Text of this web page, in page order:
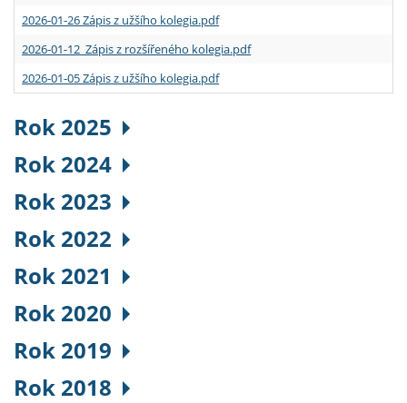
2026-01-26 Zápis z užšího kolegia.pdf
2026-01-12 Zápis z rozšířeného kolegia.pdf
2026-01-05 Zápis z užšího kolegia.pdf
Rok 2025
Rok 2024
Rok 2023
Rok 2022
Rok 2021
Rok 2020
Rok 2019
Rok 2018